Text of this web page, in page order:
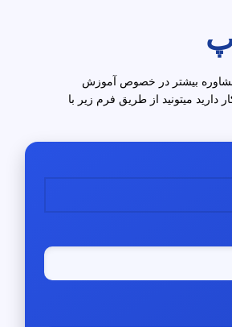
بیشتر در خصوص آموزش
دارید میتونید از طریق فرم زیر با